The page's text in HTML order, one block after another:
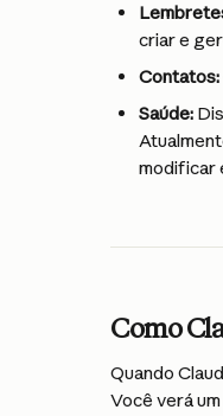
criar e
Contatos:
Saúde:
modificar
Como
Quando
Você verá